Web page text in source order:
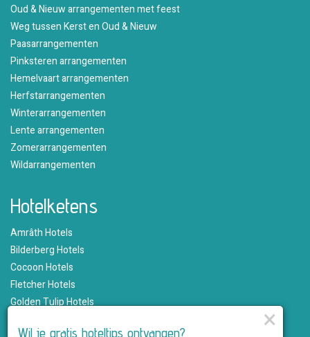
Oud & Nieuw arrangementen met feest
Weg tussen Kerst en Oud & Nieuw
Paasarrangementen
Pinksteren arrangementen
Hemelvaart arrangementen
Herfstarrangementen
Winterarrangementen
Lente arrangementen
Zomerarrangementen
Wildarrangementen
Hotelketens
Amrâth Hotels
Bilderberg Hotels
Cocoon Hotels
Fletcher Hotels
Golden Tulip Hotels
×
Wil je gratis hoteltips ontvangen?